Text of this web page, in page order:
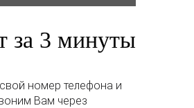
за 3 минуты
номер телефона и
Вам через